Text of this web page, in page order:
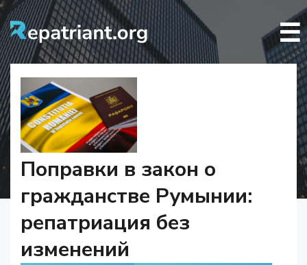
☰
Поправки в закон о
гражданстве Румынии:
репатриация без
изменений